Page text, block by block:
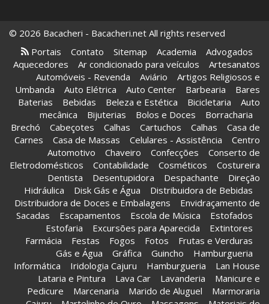
© 2026 Bacacheri - Bacacheri.net All rights reserved
Portais
Contato Sitemap Academia
Advogados
Aquecedores
Ar condicionado para veículos
Artesanatos
Automóveis - Revenda
Aviário
Artigos Religiosos e
Umbanda
Auto Elétrica Auto Center Barbearia
Bares
Baterias
Bebidas Beleza e Estética Bicicletaria
Auto
mecânica
Bijuterias Bolos e Doces
Borracharia
Brechó
Cabeçotes Calhas Cartuchos Calhas
Casa de
Carnes
Casa de Massas Celulares - Assistência
Centro
Automotivo
Chaveiro Confecções
Conserto de
Eletrodomésticos
Contabilidade Cosméticos
Costureira
Dentista
Desentupidora Despachante
Direção
Hidráulica
Disk Gás e Água
Distribuidora de Bebidas
Distribuidora de Doces e Embalagens
Envidraçamento de
Sacadas
Escapamentos Escola de Música
Estofados
Estofaria
Excursões para Aparecida
Extintores
Farmácia
Festas Fogos Fotos
Frutas e Verduras
Gás e Água
Gráfica Guincho
Hamburgueria
Informática
Iridologia Cajuru Hamburgueria
Lan House
Lataria e Pintura
Lava Car Lavanderia
Manicure e
Pedicure
Marcenaria Marido de Aluguel
Marmoraria